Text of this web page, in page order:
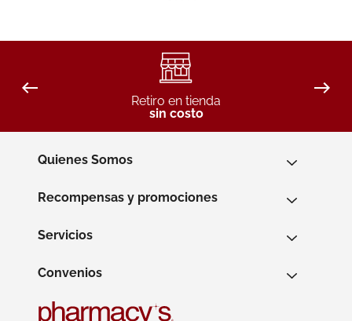
Retiro en tienda
sin costo
Quienes Somos
Recompensas y promociones
Servicios
Convenios